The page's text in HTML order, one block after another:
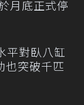
月底正式停
平對臥八缸
也突破千匹